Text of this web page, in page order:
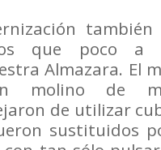
que poco
Almazara. El
molino de
de utilizar
sustituidos